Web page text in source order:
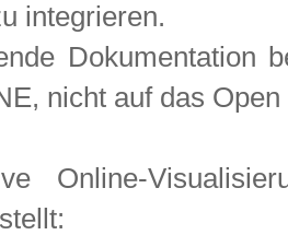
integrieren.
Dokumentation
nicht auf das
Online-